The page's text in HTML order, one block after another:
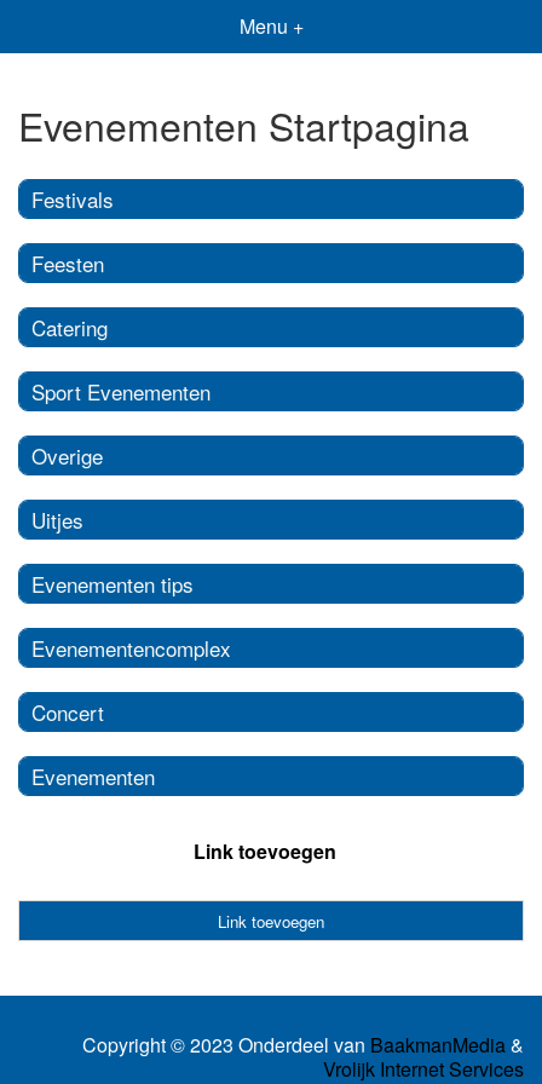
Menu +
Evenementen Startpagina
Festivals
Feesten
Catering
Sport Evenementen
Overige
Uitjes
Evenementen tips
Evenementencomplex
Concert
Evenementen
Link toevoegen
Link toevoegen
Copyright © 2023 Onderdeel van BaakmanMedia&
Vrolijk Internet Services